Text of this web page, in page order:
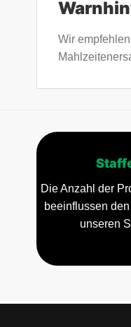
Wir
Die Anzahl der
beeinflussen
unseren